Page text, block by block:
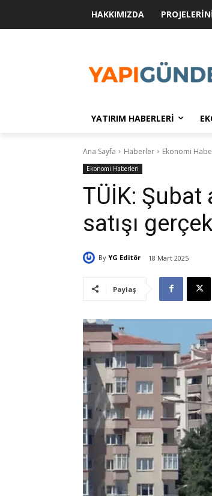
HAKKIMIZDA
YATIRIM HABERLERI
Ana Sayfa Haberler Ekonomi
Ekonomi Haberleri
TÜİK: Şubat
satışı
By YG Editör 18 Mart 2025
Paylaş